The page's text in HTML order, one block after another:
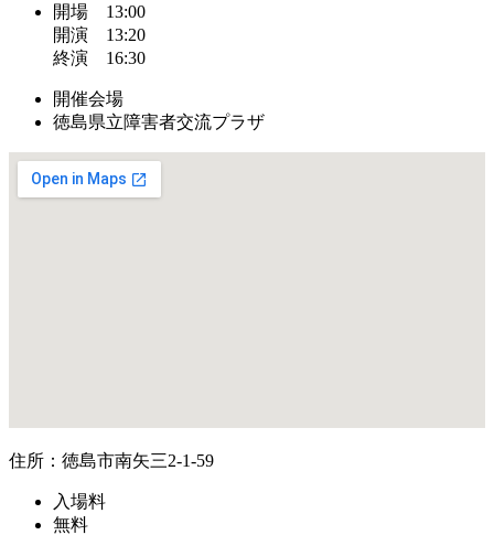
開場 13:00
開演 13:20
終演 16:30
開催会場
徳島県立障害者交流プラザ
住所：徳島市南矢三2-1-59
入場料
無料